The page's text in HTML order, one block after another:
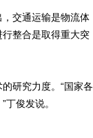
交通运输是物流体
整合是取得重大突
研究力度。“国家各
俊发说。